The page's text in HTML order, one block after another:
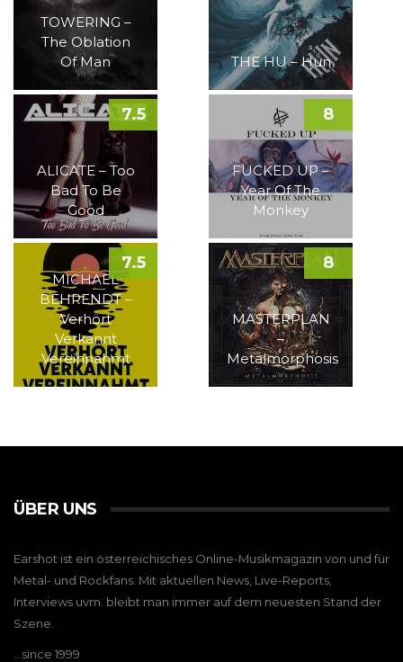
TOWERING –
The Oblation
Of Man
THE HU – Hun
ALICATE – Too
Bad To Be
Good
7.5
FUCKED UP –
Year Of The
Monkey
8
MICHAEL
BEHRENDT –
Verhört
Verkannt
Vereinnahmt
7.5
MASTERPLAN
–
Metalmorphosis
8
ÜBER UNS
Earshot ist ein österreichisches Online-Musikmagazin von und für
Metal- und Rockfans. Mit aktuellen News, Live-Reports,
Interviews uvm. bleibt man immer auf dem neuesten Stand der
Szene.
…since 1999